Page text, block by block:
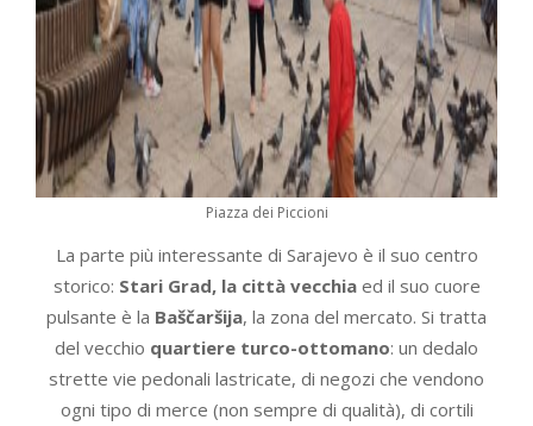
Piazza dei Piccioni
La parte più interessante di Sarajevo è il suo centro
storico: Stari Grad, la città vecchiaed il suo cuore
pulsante è la Baščaršija, la zona del mercato. Si tratta
del vecchio quartiere turco-ottomano: un dedalo
strette vie pedonali lastricate, di negozi che vendono
ogni tipo di merce (non sempre di qualità), di cortili